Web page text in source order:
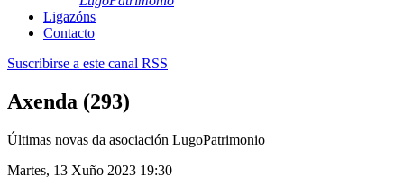
Ligazóns
Contacto
Suscribirse a este canal RSS
Axenda (293)
Últimas novas da asociación LugoPatrimonio
Martes, 13 Xuño 2023 19:30